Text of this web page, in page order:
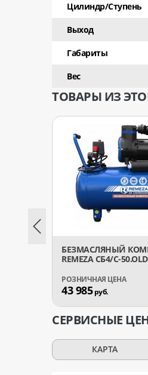
Цилиндр/Ступень
Выход
Габариты
Вес
ТОВАРЫ ИЗ
БЕЗМАСЛЯНЫЙ
REMEZA СБ4/C-
43 985руб.
СЕРВИСНЫЕ
КАРТА